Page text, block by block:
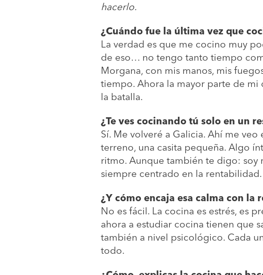
hacerlo.
¿Cuándo fue la última vez que
La verdad es que me cocino muy
de eso… no tengo tanto tiempo
Morgana, con mis manos, mis
tiempo. Ahora la mayor parte de mi
la batalla.
¿Te ves cocinando tú solo en un
Sí. Me volveré a Galicia. Ahí me
terreno, una casita pequeña. Algo
ritmo. Aunque también te digo: soy
siempre centrado en la
¿Y cómo encaja esa calma con
No es fácil. La cocina es estrés, es
ahora a estudiar cocina tienen que
también a nivel psicológico. Cada
todo.